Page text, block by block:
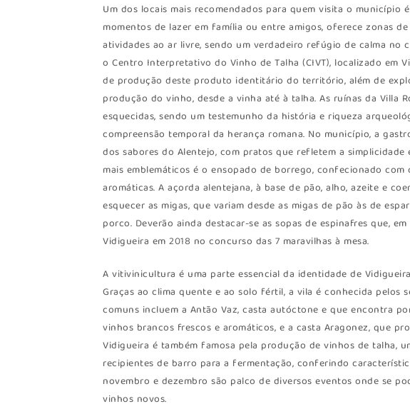
Um dos locais mais recomendados para quem visita o município
momentos de lazer em família ou entre amigos, oferece zonas
atividades ao ar livre, sendo um verdadeiro refúgio de calma
o Centro Interpretativo do Vinho de Talha (CIVT), localizado em
de produção deste produto identitário do território, além de
produção do vinho, desde a vinha até à talha. As ruínas da Villa
esquecidas, sendo um testemunho da história e riqueza
compreensão temporal da herança romana. No município, a
dos sabores do Alentejo, com pratos que refletem a
mais emblemáticos é o ensopado de borrego, confecionado
aromáticas. A açorda alentejana, à base de pão, alho, azeite e
esquecer as migas, que variam desde as migas de pão às de
porco. Deverão ainda destacar-se as sopas de espinafres que,
Vidigueira em 2018 no concurso das 7 maravilhas à mesa.
A vitivinicultura é uma parte essencial da identidade de
Graças ao clima quente e ao solo fértil, a vila é conhecida pelos
comuns incluem a Antão Vaz, casta autóctone e que encontra
vinhos brancos frescos e aromáticos, e a casta Aragonez, que
Vidigueira é também famosa pela produção de vinhos de talha,
recipientes de barro para a fermentação, conferindo
novembro e dezembro são palco de diversos eventos onde se
vinhos novos.